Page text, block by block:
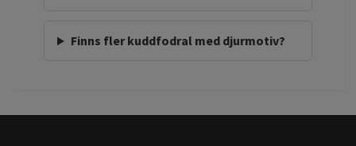
Finns fler kuddfodral med djurmotiv?